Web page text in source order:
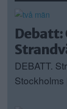
Debatt:
DEBATT.